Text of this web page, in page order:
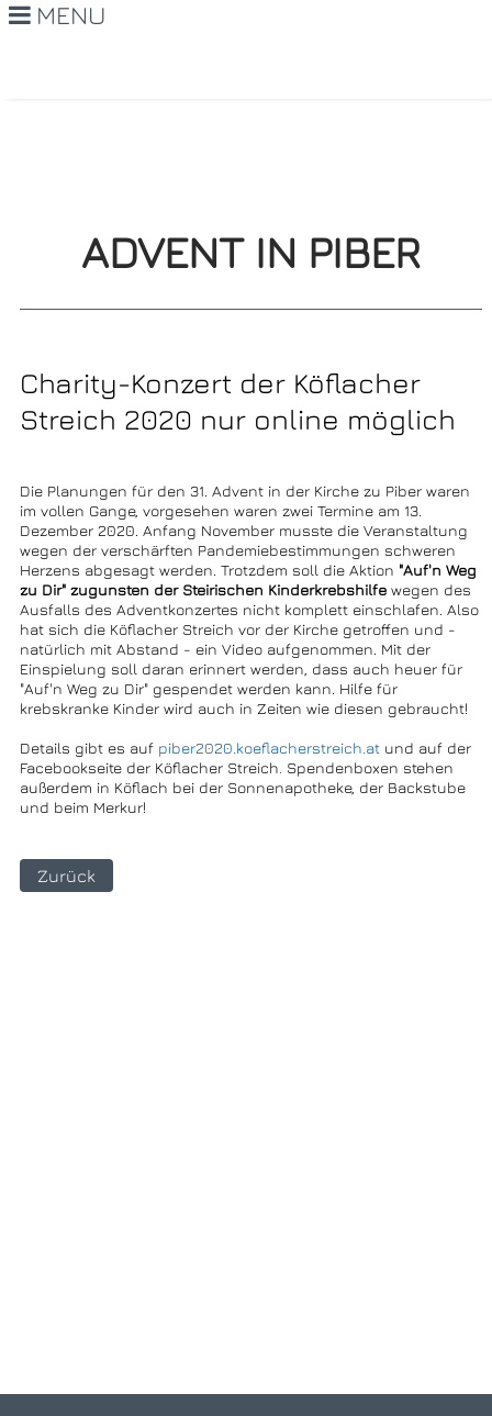
MENU
ADVENT IN PIBER
Charity-Konzert der Köflacher
Streich 2020 nur online möglich
Die Planungen für den 31. Advent in der Kirche zu Piber waren
im vollen Gange, vorgesehen waren zwei Termine am 13.
Dezember 2020. Anfang November musste die Veranstaltung
wegen der verschärften Pandemiebestimmungen schweren
Herzens abgesagt werden. Trotzdem soll die Aktion "Auf'n Weg
zu Dir" zugunsten der Steirischen Kinderkrebshilfewegen des
Ausfalls des Adventkonzertes nicht komplett einschlafen. Also
hat sich die Köflacher Streich vor der Kirche getroffen und -
natürlich mit Abstand - ein Video aufgenommen. Mit der
Einspielung soll daran erinnert werden, dass auch heuer für
"Auf'n Weg zu Dir" gespendet werden kann. Hilfe für
krebskranke Kinder wird auch in Zeiten wie diesen gebraucht!
Details gibt es auf piber2020.koeflacherstreich.atund auf der
Facebookseite der Köflacher Streich Spendenboxen stehen
außerdem in Köflach bei der Sonnenapotheke, der Backstube
und beim Merkur!
Zurück